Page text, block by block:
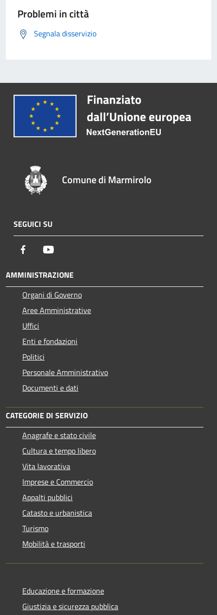
Problemi in città
Segnala disservizio
Comune di Marmirolo
SEGUICI SU
Facebook
AMMINISTRAZIONE
Organi di Governo
Aree Amministrative
Uffici
Enti e fondazioni
Politici
Personale Amministrativo
Documenti e dati
CATEGORIE DI SERVIZIO
Anagrafe e stato civile
Cultura e tempo libero
Vita lavorativa
Imprese e Commercio
Appalti pubblici
Catasto e urbanistica
Turismo
Mobilità e trasporti
Educazione e formazione
Giustizia e sicurezza pubblica